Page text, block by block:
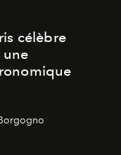
célèbre
une